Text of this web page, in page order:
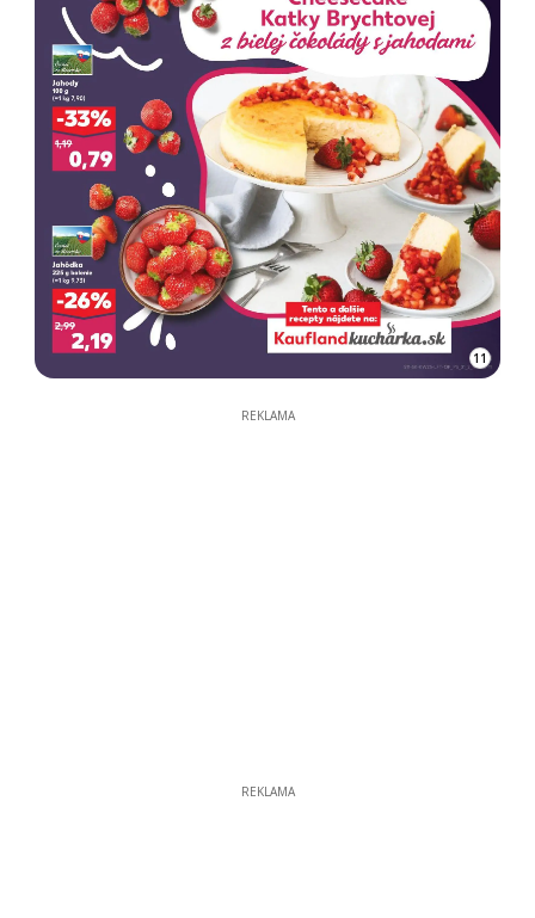
11
REKLAMA
REKLAMA